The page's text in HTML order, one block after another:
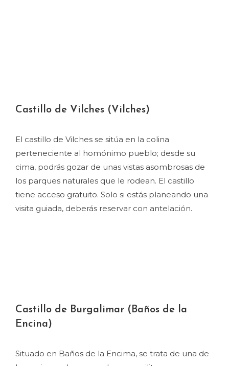
Castillo de Vilches (Vilches)
El castillo de Vilches se sitúa en la colina
perteneciente al homónimo pueblo; desde su
cima, podrás gozar de unas vistas asombrosas de
los parques naturales que le rodean. El castillo
tiene acceso gratuito. Solo si estás planeando una
visita guiada, deberás reservar con antelación.
Castillo de Burgalimar (Baños de la
Encina)
Situado en Baños de la Encima, se trata de una de